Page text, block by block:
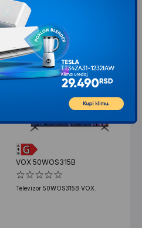
72.99000RSD
VOX 50WOS315B
Televizor 50WOS315B VOX.